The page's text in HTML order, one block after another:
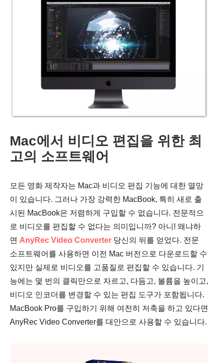
Mac에서 비디오 편집을 위한 최
고의 소프트웨어
모든 영화 제작자는 Mac과 비디오 편집 기능에 대한 열망
이 있습니다. 그러나 가장 강력한 MacBook, 특히 새로 출
시된 MacBook은 저렴하게 구입할 수 없습니다. 전문적으
로 비디오를 편집할 수 없다는 의미입니까? 아니! 왜냐하
면 AnyRec Video Converter 당신의 뒤를 얻었다. 전문
소프트웨어를 사용하면 이전 Mac 버전으로 다운로드할 수
있지만 실제로 비디오를 고품질로 편집할 수 있습니다. 기
능에는 몇 번의 클릭만으로 자르고, 다듬고, 볼륨을 높이고,
비디오 인코더를 변경할 수 있는 편집 도구가 포함됩니다.
MacBook Pro를 구입하기 위해 여전히 저축을 하고 있다면
AnyRec Video Converter를 대안으로 사용할 수 있습니다.